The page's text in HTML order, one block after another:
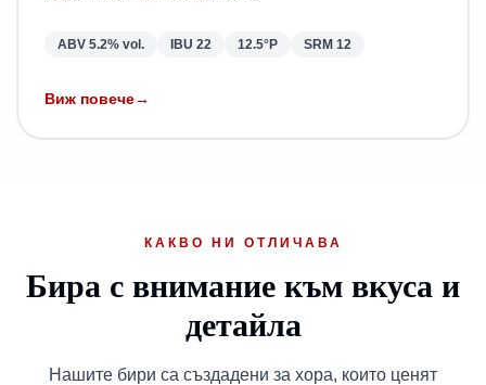
ABV 5.2% vol. IBU 22 12.5°P SRM 12
Виж повече→
КАКВО НИ ОТЛИЧАВА
Бира с внимание към вкуса и
детайла
Нашите бири са създадени за хора, които ценят